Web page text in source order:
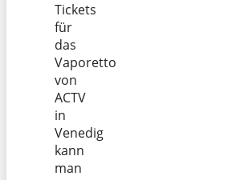
Tickets
für
das
Vaporetto
von
ACTV
in
Venedig
kann
man